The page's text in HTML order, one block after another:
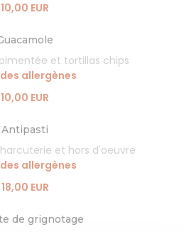
10,00 EUR
et tortillas chips
allergènes
10,00 EUR
Antipasti
et hors d'oeuvre
allergènes
18,00 EUR
de grignotage